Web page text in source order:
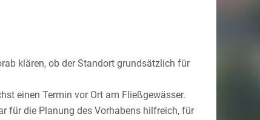
klären, ob der Standort grundsätzlich für
einen Termin vor Ort am Fließgewässer.
für die Planung des Vorhabens hilfreich, für